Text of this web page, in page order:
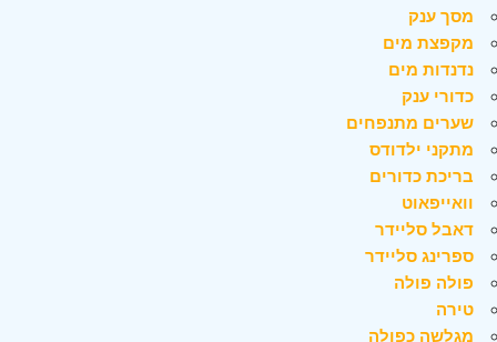
מסך ענק
מקפצת מים
נדנדות מים
כדורי ענק
שערים מתנפחים
מתקני ילדודס
בריכת כדורים
וואייפאוט
דאבל סליידר
ספרינג סליידר
פולה פולה
טירה
מגלשה כפולה